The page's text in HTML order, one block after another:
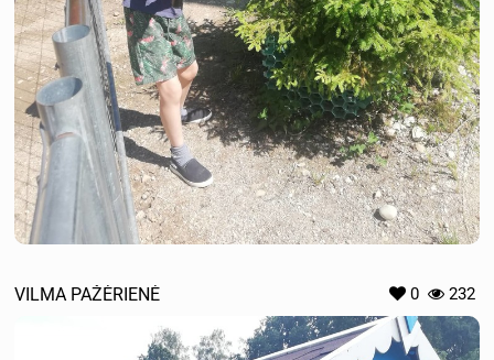
VILMA PAŽĖRIENĖ 0 232